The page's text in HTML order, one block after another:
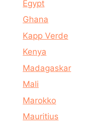
Egypt
Ghana
Kapp Verde
Kenya
Madagaskar
Mali
Marokko
Mauritius